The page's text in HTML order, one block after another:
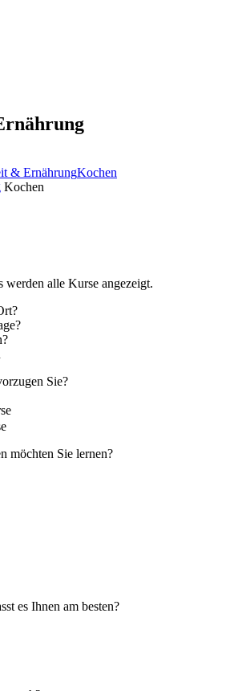
& ErnährungKochen
Kochen
alle Kurse angezeigt.
Sie?
möchten Sie lernen?
es Ihnen am besten?